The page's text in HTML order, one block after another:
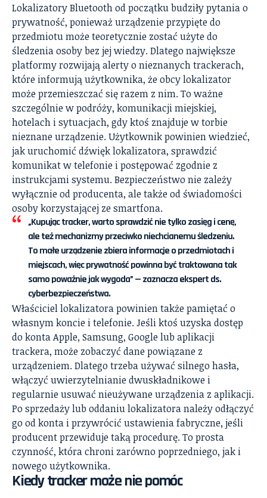
Lokalizatory Bluetooth od początku budziły pytania o
prywatność, ponieważ urządzenie przypięte do
przedmiotu może teoretycznie zostać użyte do
śledzenia osoby bez jej wiedzy. Dlatego największe
platformy rozwijają alerty o nieznanych trackerach,
które informują użytkownika, że obcy lokalizator
może przemieszczać się razem z nim. To ważne
szczególnie w podróży, komunikacji miejskiej,
hotelach i sytuacjach, gdy ktoś znajduje w torbie
nieznane urządzenie. Użytkownik powinien wiedzieć,
jak uruchomić dźwięk lokalizatora, sprawdzić
komunikat w telefonie i postępować zgodnie z
instrukcjami systemu. Bezpieczeństwo nie zależy
wyłącznie od producenta, ale także od świadomości
osoby korzystającej ze smartfona.
„Kupując tracker, warto sprawdzić nie tylko zasięg i cenę,
ale też mechanizmy przeciwko niechcianemu śledzeniu.
To małe urządzenie zbiera informacje o przedmiotach i
miejscach, więc prywatność powinna być traktowana tak
samo poważnie jak wygoda” — zaznacza ekspert ds.
cyberbezpieczeństwa.
Właściciel lokalizatora powinien także pamiętać o
własnym koncie i telefonie. Jeśli ktoś uzyska dostęp
do konta Apple, Samsung, Google lub aplikacji
trackera, może zobaczyć dane powiązane z
urządzeniem. Dlatego trzeba używać silnego hasła,
włączyć uwierzytelnianie dwuskładnikowe i
regularnie usuwać nieużywane urządzenia z aplikacji.
Po sprzedaży lub oddaniu lokalizatora należy odłączyć
go od konta i przywrócić ustawienia fabryczne, jeśli
producent przewiduje taką procedurę. To prosta
czynność, która chroni zarówno poprzedniego, jak i
nowego użytkownika.
Kiedy tracker może nie pomóc